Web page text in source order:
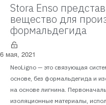
Stora Enso
вещество для
формальдегида
6 мая, 2021
NeoLigno — это связующая
основе, без формальдегида и
на основе лигнина.
изоляционные материалы,